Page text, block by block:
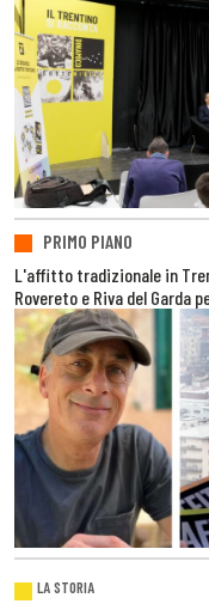
PRIMO PIANO
L'affitto tradizionale in
Rovereto e Riva del Garda
LA STORIA